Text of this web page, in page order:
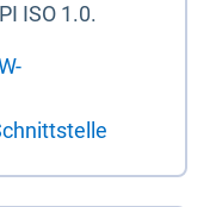
ISO 1.0.